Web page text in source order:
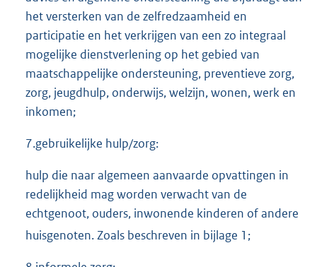
het versterken van de zelfredzaamheid en
participatie en het verkrijgen van een zo integraal
mogelijke dienstverlening op het gebied van
maatschappelijke ondersteuning, preventieve zorg,
zorg, jeugdhulp, onderwijs, welzijn, wonen, werk en
inkomen;
7.gebruikelijke hulp/zorg:
hulp die naar algemeen aanvaarde opvattingen in
redelijkheid mag worden verwacht van de
echtgenoot, ouders, inwonende kinderen of andere
huisgenoten. Zoals beschreven in bijlage 1 ;